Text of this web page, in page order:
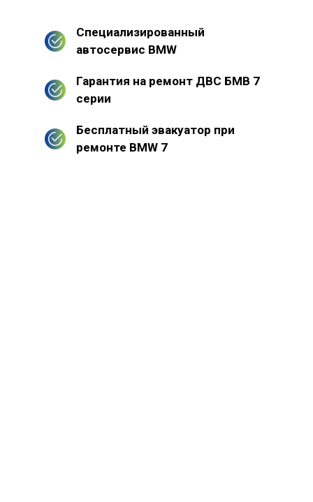
Специализированный
автосервис BMW
Гарантия на ремонт ДВС БМВ 7
серии
Бесплатный эвакуатор при
ремонте BMW 7